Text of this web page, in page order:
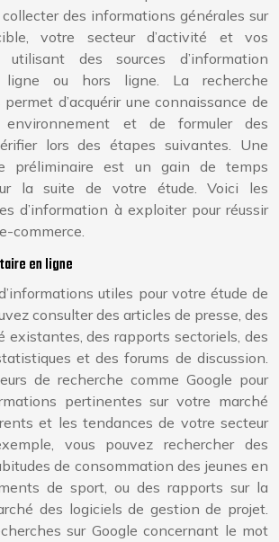
des informations générales sur
votre secteur d’activité et vos
utilisant des sources d’information
ligne ou hors ligne. La recherche
d’acquérir une connaissance de
et de formuler des
lors des étapes suivantes. Une
préliminaire est un gain de temps
la suite de votre étude. Voici les
d’information à exploiter pour réussir
commerce.
en ligne
utiles pour votre étude de
consulter des articles de presse, des
existantes, des rapports sectoriels, des
et des forums de discussion.
de recherche comme Google pour
pertinentes sur votre marché
et les tendances de votre secteur
vous pouvez rechercher des
de consommation des jeunes en
de sport, ou des rapports sur la
des logiciels de gestion de projet.
sur Google concernant le mot